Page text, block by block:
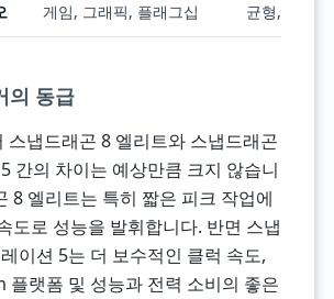
게임, 그래픽, 플래그십 균형, 배터
의 동급
스냅드래곤 8 엘리트와 스냅드래곤
간의 차이는 예상만큼 크지 않습니
8 엘리트는 특히 짧은 피크 작업에
도로 성능을 발휘합니다. 반면 스냅
이션 5는 더 보수적인 클럭 속도,
플랫폼 및 성능과 전력 소비의 좋은